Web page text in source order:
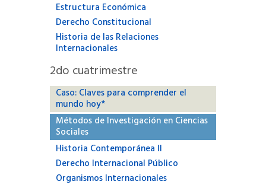
Estructura Económica
Derecho Constitucional
Historia de las Relaciones
Internacionales
2do cuatrimestre
Caso: Claves para comprender el
mundo hoy*
Métodos de Investigación en Ciencias
Sociales
Historia Contemporánea II
Derecho Internacional Público
Organismos Internacionales